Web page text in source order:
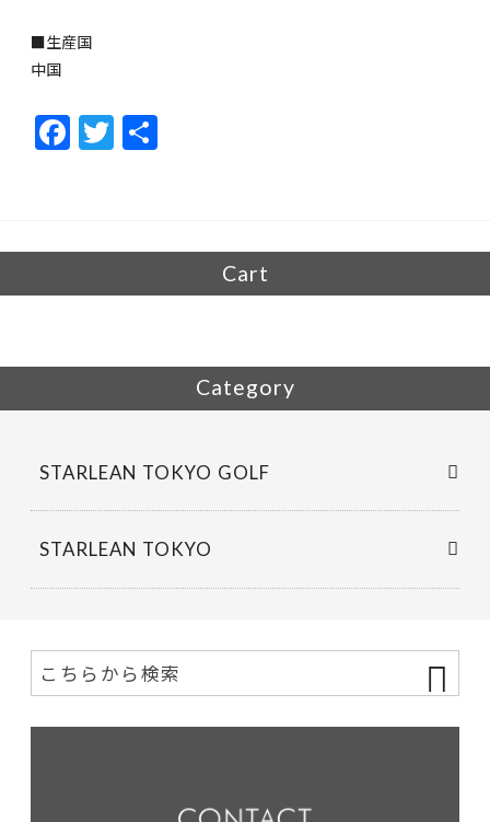
■生産国
中国
F
ac
o
T
w
Cart
Category
STARLEAN TOKYO GOLF
STARLEAN TOKYO